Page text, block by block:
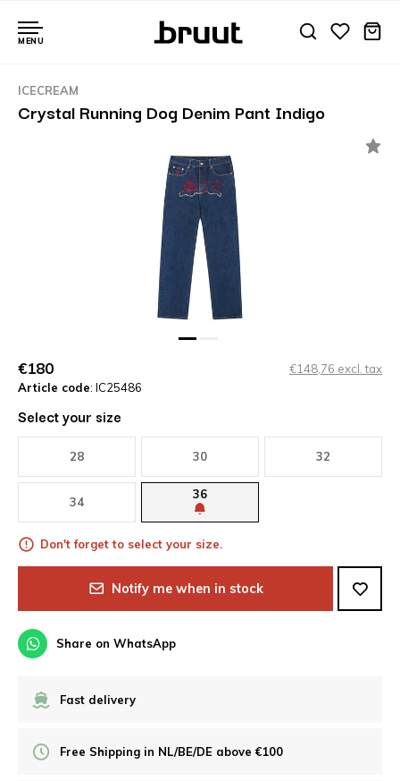
MENU
ICECREAM
Crystal Running Dog Denim Pant Indigo
€180
€148,76 excl. tax
Article code: IC25486
Select your size
28 30 32
34
36
Don't forget to select your size.
Notify me when in stock
Share on WhatsApp
Fast delivery
Free Shipping in NL/BE/DE above €100